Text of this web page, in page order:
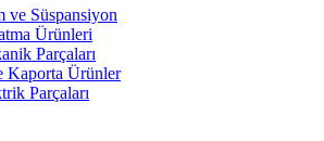
ve Süspansiyon
Ürünleri
Parçaları
Kaporta Ürünler
Parçaları